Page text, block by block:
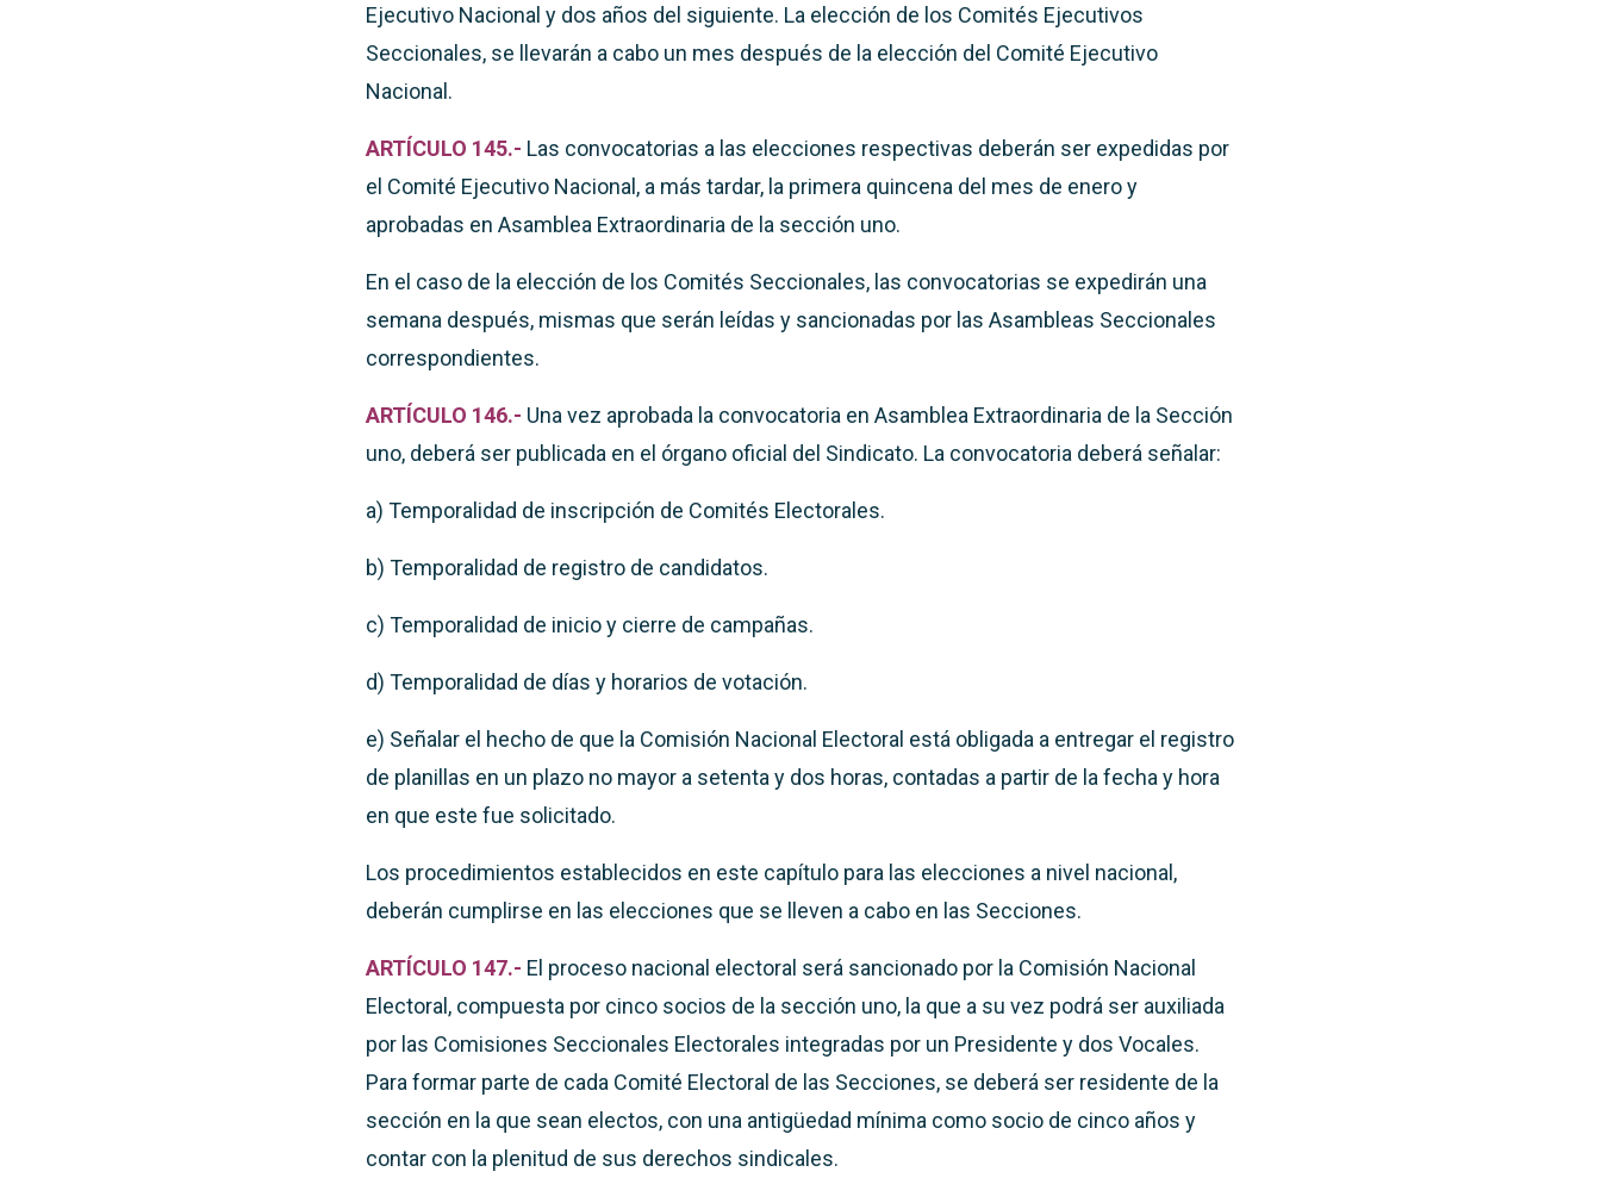
Ejecutivo Nacional y dos años del siguiente. La elección de los Comités Ejecutivos
Seccionales, se llevarán a cabo un mes después de la elección del Comité Ejecutivo
Nacional.
ARTÍCULO 145.- Las convocatorias a las elecciones respectivas deberán ser expedidas por
el Comité Ejecutivo Nacional, a más tardar, la primera quincena del mes de enero y
aprobadas en Asamblea Extraordinaria de la sección uno.
En el caso de la elección de los Comités Seccionales, las convocatorias se expedirán una
semana después, mismas que serán leídas y sancionadas por las Asambleas Seccionales
correspondientes.
ARTÍCULO 146.- Una vez aprobada la convocatoria en Asamblea Extraordinaria de la Sección
uno, deberá ser publicada en el órgano oficial del Sindicato. La convocatoria deberá señalar:
a) Temporalidad de inscripción de Comités Electorales.
b) Temporalidad de registro de candidatos.
c) Temporalidad de inicio y cierre de campañas.
d) Temporalidad de días y horarios de votación.
e) Señalar el hecho de que la Comisión Nacional Electoral está obligada a entregar el registro
de planillas en un plazo no mayor a setenta y dos horas, contadas a partir de la fecha y hora
en que este fue solicitado.
Los procedimientos establecidos en este capítulo para las elecciones a nivel nacional,
deberán cumplirse en las elecciones que se lleven a cabo en las Secciones.
ARTÍCULO 147.- El proceso nacional electoral será sancionado por la Comisión Nacional
Electoral, compuesta por cinco socios de la sección uno, la que a su vez podrá ser auxiliada
por las Comisiones Seccionales Electorales integradas por un Presidente y dos Vocales.
Para formar parte de cada Comité Electoral de las Secciones, se deberá ser residente de la
sección en la que sean electos, con una antigüedad mínima como socio de cinco años y
contar con la plenitud de sus derechos sindicales.